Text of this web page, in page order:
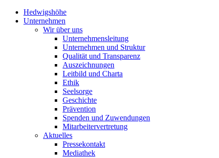
Hedwigshöhe
Unternehmen
Wir über uns
Unternehmensleitung
Unternehmen und Struktur
Qualität und Transparenz
Auszeichnungen
Leitbild und Charta
Ethik
Seelsorge
Geschichte
Prävention
Spenden und Zuwendungen
Mitarbeitervertretung
Aktuelles
Pressekontakt
Mediathek